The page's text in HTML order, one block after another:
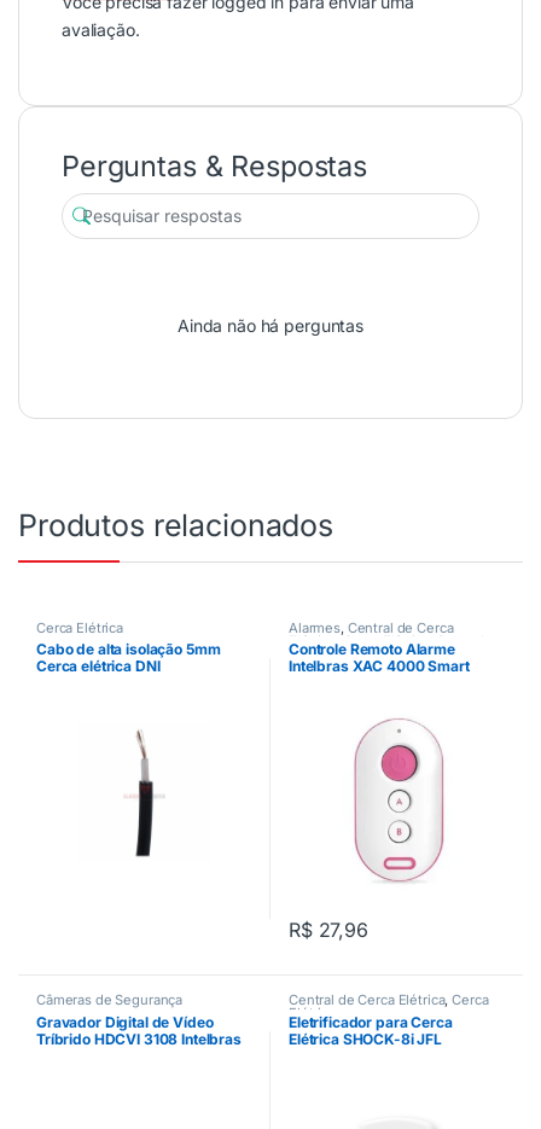
avaliação.
Perguntas & Respostas
Ainda não há perguntas
Produtos relacionados
Cerca Elétrica
Cabo de alta isolação 5mm
Cerca elétrica DNI
Alarmes, Central de Cerca
Elétrica,Cerca Elétrica Controle
Remoto,Motor de Portão
Controle Remoto Alarme
Intelbras XAC 4000 Smart
R$27,96
Câmeras de Segurança
Gravador Digital de Vídeo
Tríbrido HDCVI 3108 Intelbras
Central de Cerca Elétrica,Cerca
Elétrica
Eletrificador para Cerca
Elétrica SHOCK-8i JFL